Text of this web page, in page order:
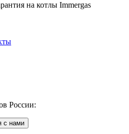
на котлы Immergas
России:
с нами